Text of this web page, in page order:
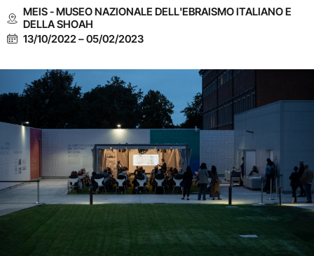
MEIS - MUSEO NAZIONALE DELL'EBRAISMO ITALIANO E
DELLA SHOAH
13/10/2022–05/02/2023